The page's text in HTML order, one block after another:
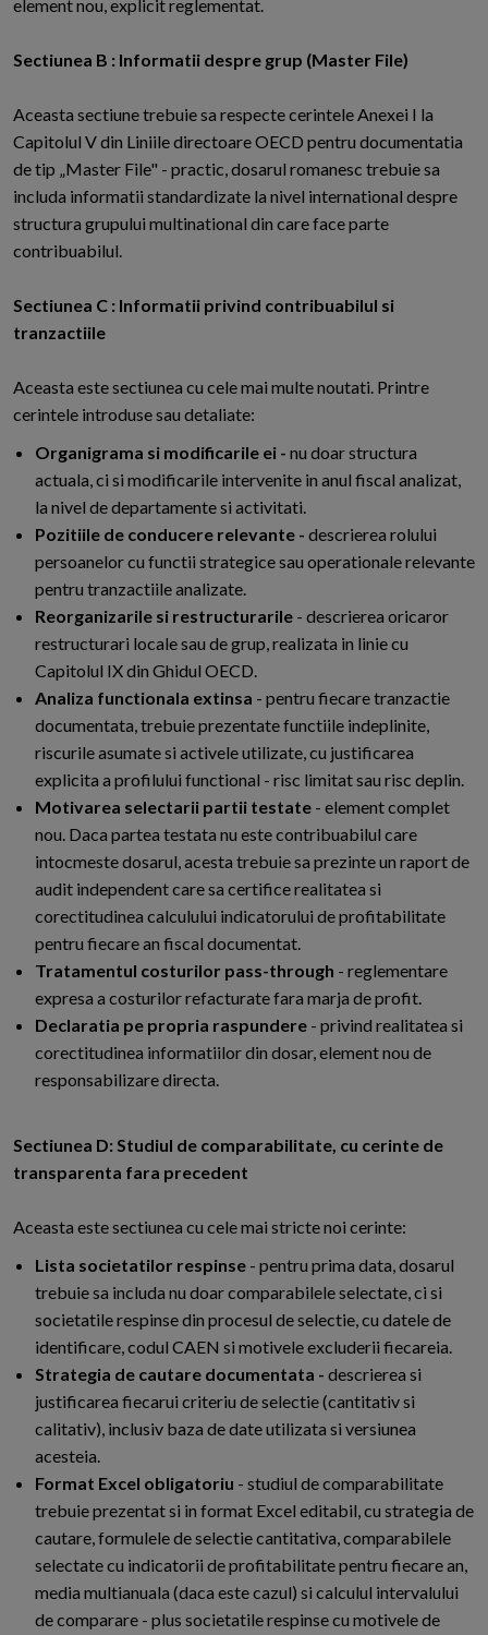
element nou, explicit reglementat.
Sectiunea B : Informatii despre grup (Master File)
Aceasta sectiune trebuie sa respecte cerintele Anexei I la
Capitolul V din Liniile directoare OECD pentru documentatia
de tip „Master File" - practic, dosarul romanesc trebuie sa
includa informatii standardizate la nivel international despre
structura grupului multinational din care face parte
contribuabilul.
Sectiunea C : Informatii privind contribuabilul si
tranzactiile
Aceasta este sectiunea cu cele mai multe noutati. Printre
cerintele introduse sau detaliate:
Organigrama si modificarile ei - nu doar structura
actuala, ci si modificarile intervenite in anul fiscal analizat,
la nivel de departamente si activitati.
Pozitiile de conducere relevante - descrierea rolului
persoanelor cu functii strategice sau operationale relevante
pentru tranzactiile analizate.
Reorganizarile si restructurarile - descrierea oricaror
restructurari locale sau de grup, realizata in linie cu
Capitolul IX din Ghidul OECD.
Analiza functionala extinsa - pentru fiecare tranzactie
documentata, trebuie prezentate functiile indeplinite,
riscurile asumate si activele utilizate, cu justificarea
explicita a profilului functional - risc limitat sau risc deplin.
Motivarea selectarii partii testate - element complet
nou. Daca partea testata nu este contribuabilul care
intocmeste dosarul, acesta trebuie sa prezinte un raport de
audit independent care sa certifice realitatea si
corectitudinea calculului indicatorului de profitabilitate
pentru fiecare an fiscal documentat.
Tratamentul costurilor pass-through - reglementare
expresa a costurilor refacturate fara marja de profit.
Declaratia pe propria raspundere - privind realitatea si
corectitudinea informatiilor din dosar, element nou de
responsabilizare directa.
Sectiunea D: Studiul de comparabilitate, cu cerinte de
transparenta fara precedent
Aceasta este sectiunea cu cele mai stricte noi cerinte:
Lista societatilor respinse - pentru prima data, dosarul
trebuie sa includa nu doar comparabilele selectate, ci si
societatile respinse din procesul de selectie, cu datele de
identificare, codul CAEN si motivele excluderii fiecareia.
Strategia de cautare documentata - descrierea si
justificarea fiecarui criteriu de selectie (cantitativ si
calitativ), inclusiv baza de date utilizata si versiunea
acesteia.
Format Excel obligatoriu - studiul de comparabilitate
trebuie prezentat si in format Excel editabil, cu strategia de
cautare, formulele de selectie cantitativa, comparabilele
selectate cu indicatorii de profitabilitate pentru fiecare an,
media multianuala (daca este cazul) si calculul intervalului
de comparare - plus societatile respinse cu motivele de